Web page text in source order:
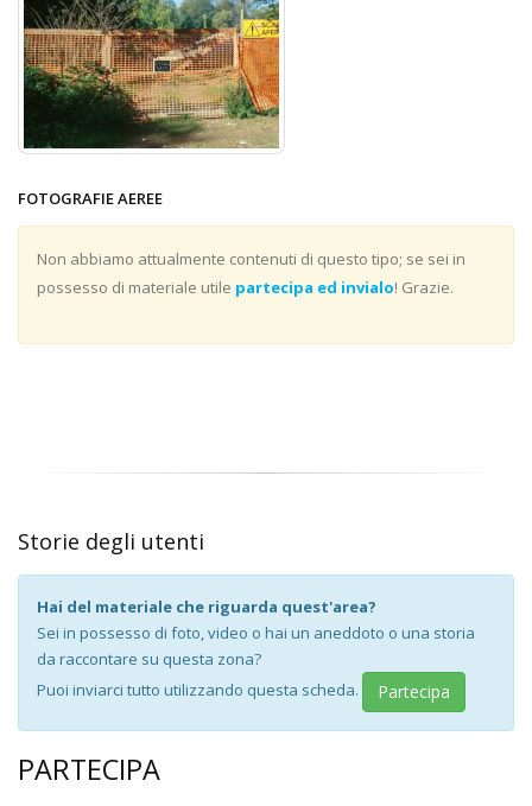
FOTOGRAFIE AEREE
Non abbiamo attualmente contenuti di questo tipo; se sei in
possesso di materiale utile partecipa ed invialo! Grazie.
Storie degli utenti
Hai del materiale che riguarda quest'area?
Sei in possesso di foto, video o hai un aneddoto o una storia
da raccontare su questa zona?
Puoi inviarci tutto utilizzando questa scheda.
Partecipa
PARTECIPA